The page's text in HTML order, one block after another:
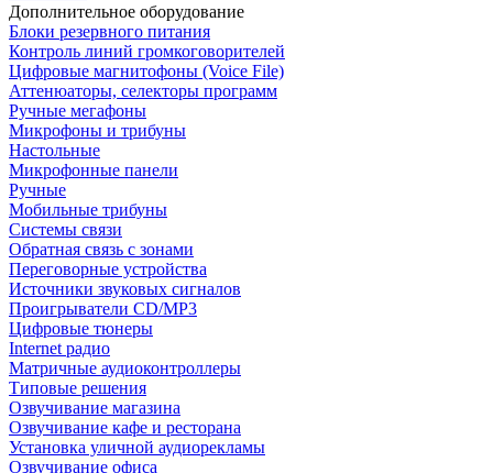
Дополнительное оборудование
Блоки резервного питания
Контроль линий громкоговорителей
Цифровые магнитофоны (Voice File)
Аттенюаторы, селекторы программ
Ручные мегафоны
Микрофоны и трибуны
Настольные
Микрофонные панели
Ручные
Мобильные трибуны
Системы связи
Обратная связь с зонами
Переговорные устройства
Источники звуковых сигналов
Проигрыватели CD/MP3
Цифровые тюнеры
Internet радио
Матричные аудиоконтроллеры
Типовые решения
Озвучивание магазина
Озвучивание кафе и ресторана
Установка уличной аудиорекламы
Озвучивание офиса